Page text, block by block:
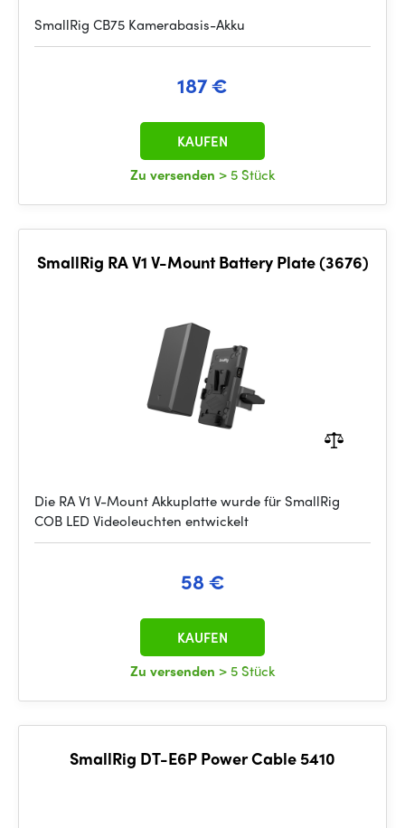
SmallRig CB75 Kamerabasis-Akku
187 €
Zu versenden > 5 Stück
KAUFEN
SmallRig RA V1 V-Mount Battery Plate (3676)
Die RA V1 V-Mount Akkuplatte wurde für SmallRig
COB LED Videoleuchten entwickelt
58 €
Zu versenden > 5 Stück
KAUFEN
SmallRig DT-E6P Power Cable 5410